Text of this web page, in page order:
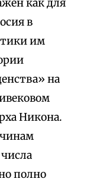
как для
в
им
на
Никона.
полно